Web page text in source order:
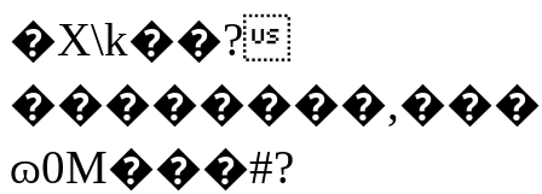
�X\k��?
ɷ0M���#?